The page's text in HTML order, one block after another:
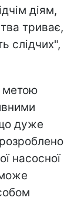
діям,
триває,
слідчих",
метою
дуже
насосної